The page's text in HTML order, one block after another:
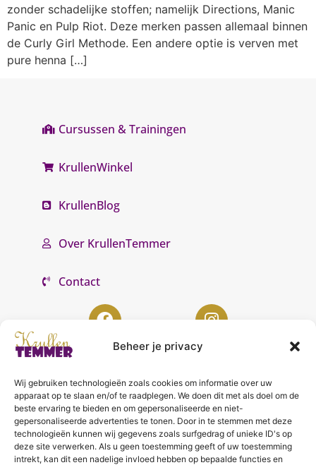
Beheer je privacy
Wij gebruiken technologieën zoals cookies om informatie over uw
apparaat op te slaan en/of te raadplegen. We doen dit met als doel om de
beste ervaring te bieden en om gepersonaliseerde en niet-
gepersonaliseerde advertenties te tonen. Door in te stemmen met deze
technologieën kunnen wij gegevens zoals surfgedrag of unieke ID's op
deze site verwerken. Als u geen toestemming geeft of uw toestemming
intrekt, kan dit een nadelige invloed hebben op bepaalde functies en
zonder schadelijke stoffen; namelijk Directions, Manic
Panic en Pulp Riot. Deze merken passen allemaal binnen
de Curly Girl Methode. Een andere optie is verven met
pure henna […]
Cursussen & Trainingen
KrullenWinkel
KrullenBlog
Over KrullenTemmer
Contact
KrullenTemmer Lelystad
Punter 10 02
8242 DC Lelystad
0643996868